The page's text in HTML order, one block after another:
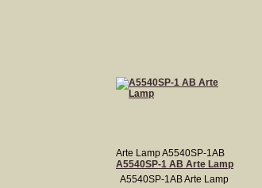
Arte Lamp A5540SP-1AB
A5540SP-1 AB Arte Lamp
A5540SP-1AB Arte Lamp